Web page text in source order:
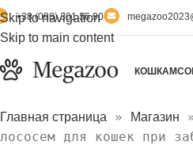
Skip to navigation
Skip to main content
+38 (098) 301 36 90
КОШКАМ
Главная страница » Магазин
лососем для кошек при